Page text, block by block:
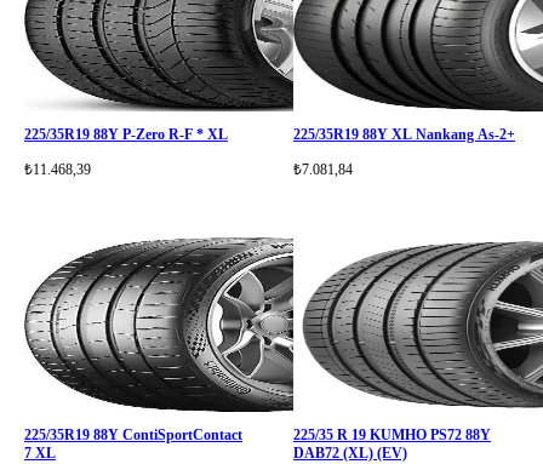
225/35R19 88Y P-Zero R-F * XL
₺11.468,39
225/35R19 88Y XL Nankang As-2+
₺7.081,84
225/35R19 88Y ContiSportContact
7 XL
225/35 R 19 KUMHO PS72 88Y
DAB72 (XL) (EV)